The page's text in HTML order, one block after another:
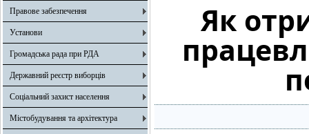
Правове забезпечення
Установи
Громадська рада при РДА
Державний реєстр виборців
Соціальний захист населення
Містобудування та архітектура
Як